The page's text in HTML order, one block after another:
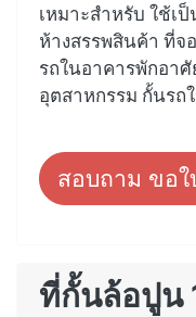
เหมาะสำหรับ ใช้เ
ห้างสรรพสินค้า ที่จ
รถในอาคารพักอา
อุตสาหกรรม กั้นร
สอบถาม ขอใ
ที่กั้นล้อปูน